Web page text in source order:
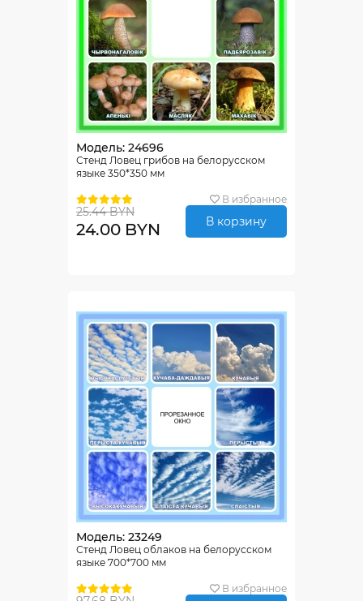
Модель: 24696
Стенд Ловец грибов на белорусском
языке 350*350 мм
В избранное
25.44 BYN
24.00 BYN В корзину
Модель: 23249
Стенд Ловец облаков на белорусском
языке 700*700 мм
В избранное